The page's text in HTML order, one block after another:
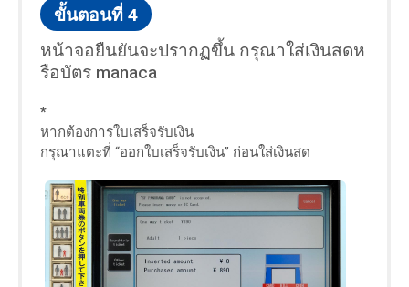
ขั้นตอนที่ 4
หน้าจอยืนยันจะปรากฏขึ้น กรุณาใส่เงินสดห
รือบัตร manaca
*
หากต้องการใบเสร็จรับเงิน
กรุณาแตะที่ “ออกใบเสร็จรับเงิน” ก่อนใส่เงินสด